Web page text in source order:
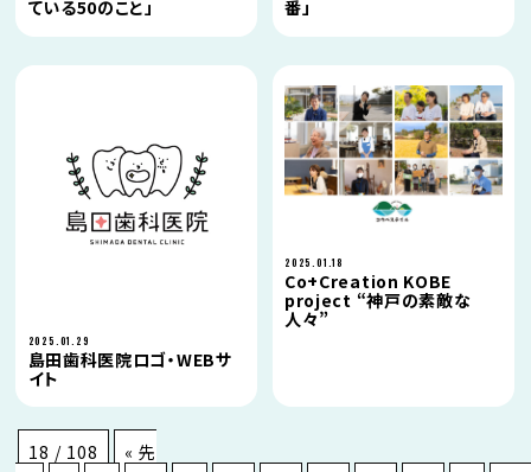
ている50のこと」
番」
2025.01.29
島田歯科医院ロゴ・WEBサ
イト
2025.01.18
Co+Creation KOBE
project “神戸の素敵な
人々”
18 / 108
« 先